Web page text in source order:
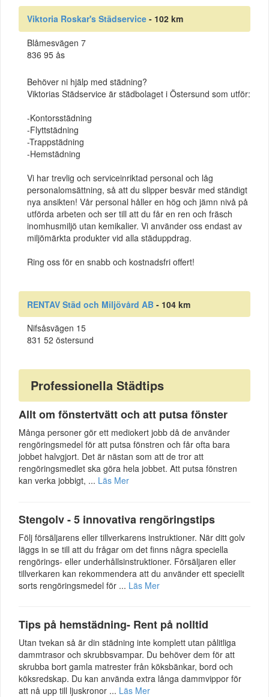
Viktoria Roskar's Städservice - 102 km
Blåmesvägen 7
836 95 ås
Behöver ni hjälp med städning?
Viktorias Städservice är städbolaget i Östersund som utför:
-Kontorsstädning
-Flyttstädning
-Trappstädning
-Hemstädning
Vi har trevlig och serviceinriktad personal och låg
personalomsättning, så att du slipper besvär med ständigt
nya ansikten! Vår personal håller en hög och jämn nivå på
utförda arbeten och ser till att du får en ren och fräsch
inomhusmiljö utan kemikalier. Vi använder oss endast av
miljömärkta produkter vid alla städuppdrag.
Ring oss för en snabb och kostnadsfri offert!
RENTAV Städ och Miljövård AB - 104 km
Nifsåsvägen 15
831 52 östersund
Professionella Städtips
Allt om fönstertvätt och att putsa fönster
Många personer gör ett mediokert jobb då de använder
rengöringsmedel för att putsa fönstren och får ofta bara
jobbet halvgjort. Det är nästan som att de tror att
rengöringsmedlet ska göra hela jobbet. Att putsa fönstren
kan verka jobbigt, ... Läs Mer
Stengolv - 5 innovativa rengöringstips
Följ försäljarens eller tillverkarens instruktioner. När ditt golv
läggs in se till att du frågar om det finns några speciella
rengörings- eller underhållsinstruktioner. Försäljaren eller
tillverkaren kan rekommendera att du använder ett speciellt
sorts rengöringsmedel för ... Läs Mer
Tips på hemstädning- Rent på nolltid
Utan tvekan så är din städning inte komplett utan pålitliga
dammtrasor och skrubbsvampar. Du behöver dem för att
skrubba bort gamla matrester från köksbänkar, bord och
köksredskap. Du kan använda extra långa dammvippor för
att nå upp till ljuskronor ... Läs Mer